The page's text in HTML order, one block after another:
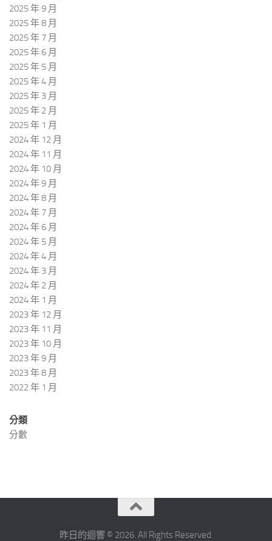
2025 年 9 月
2025 年 8 月
2025 年 7 月
2025 年 6 月
2025 年 5 月
2025 年 4 月
2025 年 3 月
2025 年 2 月
2025 年 1 月
2024 年 12 月
2024 年 11 月
2024 年 10 月
2024 年 9 月
2024 年 8 月
2024 年 7 月
2024 年 6 月
2024 年 5 月
2024 年 4 月
2024 年 3 月
2024 年 2 月
2024 年 1 月
2023 年 12 月
2023 年 11 月
2023 年 10 月
2023 年 9 月
2023 年 8 月
2022 年 1 月
分類
分數
昨日的迴響 © 2026. All Rights Reserved.